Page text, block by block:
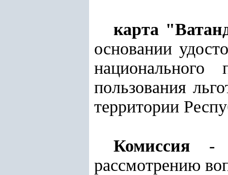
карта
основании
пользования
территории
Комиссия -
рассмотрению